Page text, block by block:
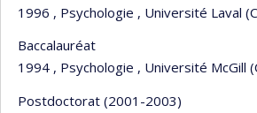
1996 , Psychologie , Université Laval
Baccalauréat
1994 , Psychologie , Université McGill
Postdoctorat (2001-2003)